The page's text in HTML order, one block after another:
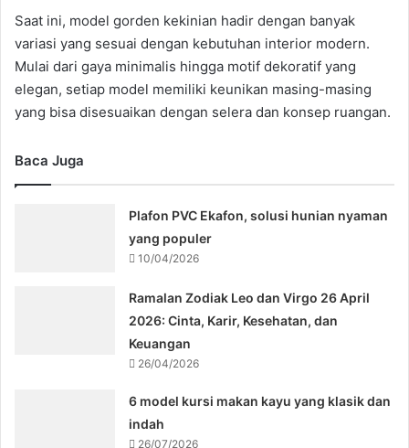
Saat ini, model gorden kekinian hadir dengan banyak
variasi yang sesuai dengan kebutuhan interior modern.
Mulai dari gaya minimalis hingga motif dekoratif yang
elegan, setiap model memiliki keunikan masing-masing
yang bisa disesuaikan dengan selera dan konsep ruangan.
Baca Juga
Plafon PVC Ekafon, solusi hunian nyaman
yang populer
10/04/2026
Ramalan Zodiak Leo dan Virgo 26 April
2026: Cinta, Karir, Kesehatan, dan
Keuangan
26/04/2026
6 model kursi makan kayu yang klasik dan
indah
26/07/2026